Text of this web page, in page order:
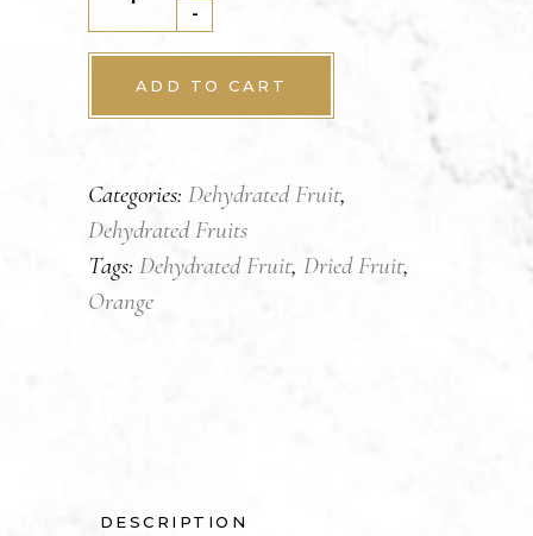
quantity
-
ADD TO CART
Categories: Dehydrated Fruit,
Dehydrated Fruits
Tags: Dehydrated Fruit, Dried Fruit,
Orange
DESCRIPTION